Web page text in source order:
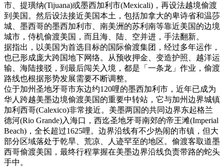
市、提璜纳(Tijuana)或墨西加利市(Mexicali)，再设法越境偷渡
到美国。然后设法接近美国本土，包括加拿大的卑诗省和温莎
城、墨西哥的墨西加利市、南美洲的苏利南等靠近美国的边境
城市，侍机偷渡美国，而且海、陆、空并进，手法翻新。
据指出，以美国为首选目标的国际偷渡集团，经过多年运作，
也已形成庞大跨国地下网络。从预收押金、变造护照、越洋运
输、海陆接驳，到最后闯关入境，都是「一条龙」作业，偷渡
路线也根据形势发展需要不断调整。
位于加州圣地牙哥市东边约120哩的墨西加利市，近年已成为
华人跨越美墨边境偷渡美国的重要中转站，它与加州边界城镇
加利西哥(Calexico)非常接近。美墨两国的共同边界东起格兰
德河(Rio Grande)入海口，西迄圣地牙哥南郊的帝王滩(Imperial
Beach)，全长超过1625哩。边界沿线有不少热闹的市镇，但大
部分区域落处于乾旱、荒凉、人迹罕至的地区。偷渡客取道墨
西哥偷渡美国，最终行程掌握在美墨边界沿线负责带路的蛇头
手中。